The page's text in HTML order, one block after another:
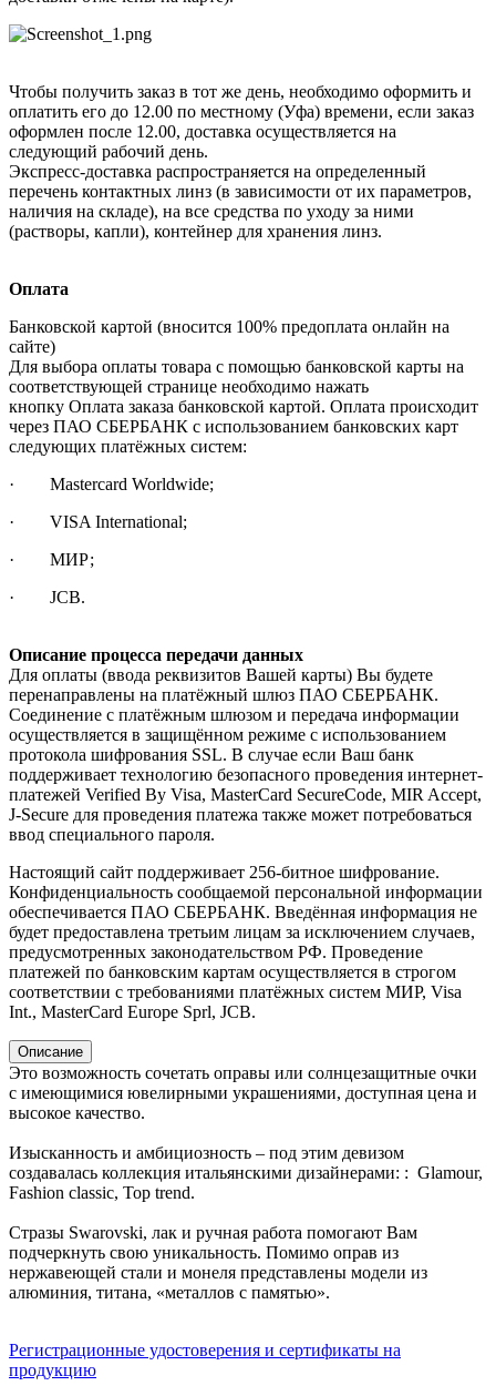
Чтобы получить заказ в тот же день, необходимо оформить и
оплатить его до 12.00 по местному (Уфа) времени, если заказ
оформлен после 12.00, доставка осуществляется на
следующий рабочий день.
Экспресс-доставка распространяется на определенный
перечень контактных линз (в зависимости от их параметров,
наличия на складе), на все средства по уходу за ними
(растворы, капли), контейнер для хранения линз.
Оплата
Банковской картой (вносится 100% предоплата онлайн на
сайте)
Для выбора оплаты товара с помощью банковской карты на
соответствующей странице необходимо нажать
кнопку Оплата заказа банковской картой. Оплата происходит
через ПАО СБЕРБАНК с использованием банковских карт
следующих платёжных систем:
· Mastercard Worldwide;
· VISA International;
· МИР;
· JCB.
Описание процесса передачи данных
Для оплаты (ввода реквизитов Вашей карты) Вы будете
перенаправлены на платёжный шлюз ПАО СБЕРБАНК.
Соединение с платёжным шлюзом и передача информации
осуществляется в защищённом режиме с использованием
протокола шифрования SSL. В случае если Ваш банк
поддерживает технологию безопасного проведения интернет-
платежей Verified By Visa, MasterCard SecureCode, MIR Accept,
J-Secure для проведения платежа также может потребоваться
ввод специального пароля.
Настоящий сайт поддерживает 256-битное шифрование.
Конфиденциальность сообщаемой персональной информации
обеспечивается ПАО СБЕРБАНК. Введённая информация не
будет предоставлена третьим лицам за исключением случаев,
предусмотренных законодательством РФ. Проведение
платежей по банковским картам осуществляется в строгом
соответствии с требованиями платёжных систем МИР, Visa
Int., MasterCard Europe Sprl, JCB.
Описание
Это возможность сочетать оправы или солнцезащитные очки
с имеющимися ювелирными украшениями, доступная цена и
высокое качество.
Изысканность и амбициозность – под этим девизом
создавалась коллекция итальянскими дизайнерами: : Glamour,
Fashion classic, Top trend.
Стразы Swarovski, лак и ручная работа помогают Вам
подчеркнуть свою уникальность. Помимо оправ из
нержавеющей стали и монеля представлены модели из
алюминия, титана, «металлов с памятью».
Регистрационные удостоверения и сертификаты на
продукцию